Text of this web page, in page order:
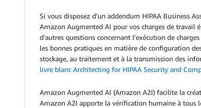
Si vous disposez d'un addendum HIPAA Business
Amazon Augmented AI pour vos charges de travail
d'autres questions concernant l'exécution de
les bonnes pratiques en matière de configuration
stockage, au traitement et à la transmission des
livre blanc Architecting for HIPAA Security and
Amazon Augmented AI (Amazon A2I) facilite la
Amazon A2I apporte la vérification humaine à tous